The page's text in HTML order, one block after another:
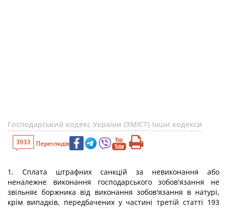
Господарський кодекс України (ЗМІСТ) Інши кодекси
3933 Переглядів
1. Сплата штрафних санкцій за невиконання або
неналежне виконання господарського зобов'язання не
звільняє боржника від виконання зобов'язання в натурі,
крім випадків, передбачених у частині третій статті 193